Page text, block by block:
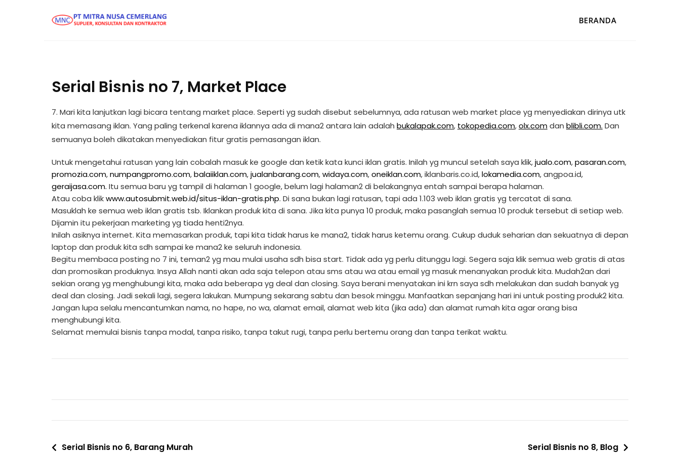
BERANDA
Serial Bisnis no 7, Market Place
7. Mari kita lanjutkan lagi bicara tentang market place. Seperti yg sudah disebut sebelumnya, ada ratusan web market place yg menyediakan dirinya utk
kita memasang iklan. Yang paling terkenal karena iklannya ada di mana2 antara lain adalah bukalapak.com, tokopedia.com,olx.comdan blibli.com. Dan
semuanya boleh dikatakan menyediakan fitur gratis pemasangan iklan.
Untuk mengetahui ratusan yang lain cobalah masuk ke google dan ketik kata kunci iklan gratis. Inilah yg muncul setelah saya klik,jualo.com,pasaran.com,
promozia.com,numpangpromo.com,balaiiklan.com,jualanbarang.com,widaya.com,oneiklan.com, iklanbaris.co.id,lokamedia.com, angpoa.id,
geraijasa.com. Itu semua baru yg tampil di halaman 1 google, belum lagi halaman2 di belakangnya entah sampai berapa halaman.
Atau coba klikwww.autosubmit.web.id/situs-iklan-gratis.php. Di sana bukan lagi ratusan, tapi ada 1.103 web iklan gratis yg tercatat di sana.
Masuklah ke semua web iklan gratis tsb. Iklankan produk kita di sana. Jika kita punya 10 produk, maka pasanglah semua 10 produk tersebut di setiap web.
Dijamin itu pekerjaan marketing yg tiada henti2nya.
Inilah asiknya internet. Kita memasarkan produk, tapi kita tidak harus ke mana2, tidak harus ketemu orang. Cukup duduk seharian dan sekuatnya di depan
laptop dan produk kita sdh sampai ke mana2 ke seluruh indonesia.
Begitu membaca posting no 7 ini, teman2 yg mau mulai usaha sdh bisa start. Tidak ada yg perlu ditunggu lagi. Segera saja klik semua web gratis di atas
dan promosikan produknya. Insya Allah nanti akan ada saja telepon atau sms atau wa atau email yg masuk menanyakan produk kita. Mudah2an dari
sekian orang yg menghubungi kita, maka ada beberapa yg deal dan closing. Saya berani menyatakan ini krn saya sdh melakukan dan sudah banyak yg
deal dan closing. Jadi sekali lagi, segera lakukan. Mumpung sekarang sabtu dan besok minggu. Manfaatkan sepanjang hari ini untuk posting produk2 kita.
Jangan lupa selalu mencantumkan nama, no hape, no wa, alamat email, alamat web kita (jika ada) dan alamat rumah kita agar orang bisa
menghubungi kita.
Selamat memulai bisnis tanpa modal, tanpa risiko, tanpa takut rugi, tanpa perlu bertemu orang dan tanpa terikat waktu.
Serial Bisnis no 6, Barang Murah Serial Bisnis no 8, Blog